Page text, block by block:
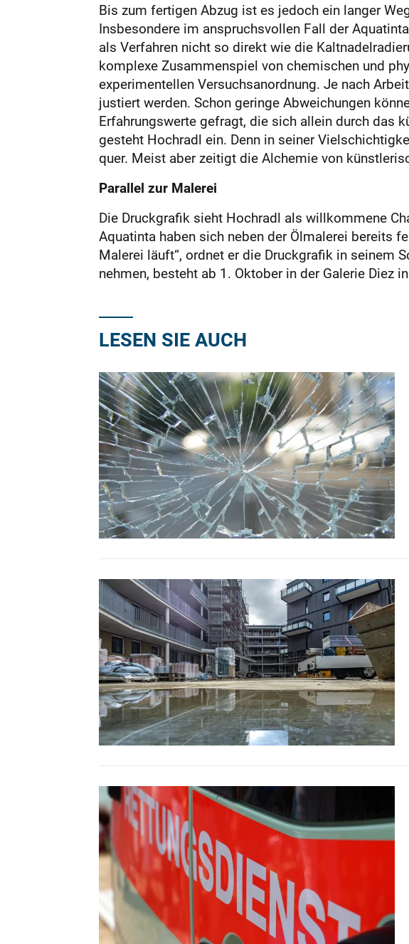
Bis zum fertigen Abzug ist es jedoch ein langer
Insbesondere im anspruchsvollen Fall der
als Verfahren nicht so direkt wie die
komplexe Zusammenspiel von chemischen und
experimentellen Versuchsanordnung. Je nach
justiert werden. Schon geringe Abweichungen
Erfahrungswerte gefragt, die sich allein durch das
gesteht Hochradl ein. Denn in seiner
quer. Meist aber zeitigt die Alchemie von
Parallel zur Malerei
Die Druckgrafik sieht Hochradl als willkommene
Aquatinta haben sich neben der Ölmalerei bereits
Malerei läuft“, ordnet er die Druckgrafik in seinem
nehmen, besteht ab 1. Oktober in der Galerie Diez
LESEN SIE AUCH